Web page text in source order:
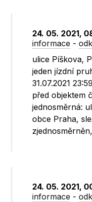
24. 05. 2021,
informace -
ulice Píškova,
jeden jízdní
31.07.2021
před objektem
jednosměrná:
obce Praha,
24. 05. 2021,
informace -